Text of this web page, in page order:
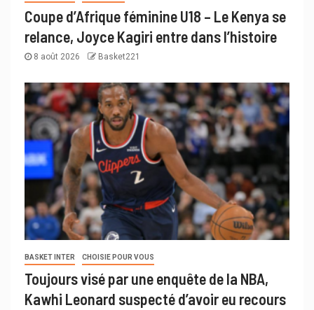
Coupe d’Afrique féminine U18 – Le Kenya se
relance, Joyce Kagiri entre dans l’histoire
8 août 2026 Basket221
BASKET INTER CHOISIE POUR VOUS
Toujours visé par une enquête de la NBA,
Kawhi Leonard suspecté d’avoir eu recours